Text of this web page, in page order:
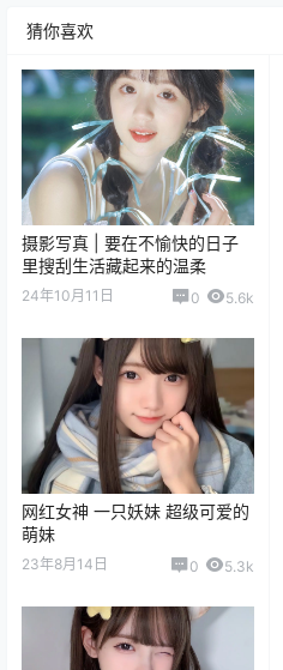
猜你喜欢
摄影写真 | 要在不愉快的日子
里搜刮生活藏起来的温柔
24年10月11日 0 5.6k
网红女神 一只妖妹 超级可爱的
萌妹
23年8月14日 0 5.3k